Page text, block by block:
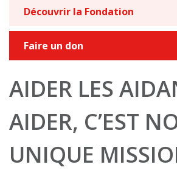
Découvrir la Fondation
Faire un don
AIDER LES
AIDER, C’EST
UNIQUE